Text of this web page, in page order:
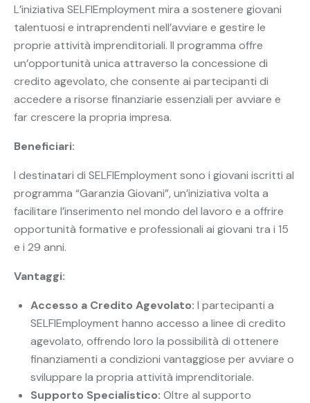
L’iniziativa SELFIEmployment mira a sostenere giovani
talentuosi e intraprendenti nell’avviare e gestire le
proprie attività imprenditoriali. Il programma offre
un’opportunità unica attraverso la concessione di
credito agevolato, che consente ai partecipanti di
accedere a risorse finanziarie essenziali per avviare e
far crescere la propria impresa.
Beneficiari:
I destinatari di SELFIEmployment sono i giovani iscritti al
programma “Garanzia Giovani”, un’iniziativa volta a
facilitare l’inserimento nel mondo del lavoro e a offrire
opportunità formative e professionali ai giovani tra i 15
e i 29 anni.
Vantaggi:
Accesso a Credito Agevolato: I partecipanti a
SELFIEmployment hanno accesso a linee di credito
agevolato, offrendo loro la possibilità di ottenere
finanziamenti a condizioni vantaggiose per avviare o
sviluppare la propria attività imprenditoriale.
Supporto Specialistico: Oltre al supporto